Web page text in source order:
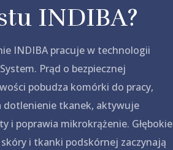
INDIBA?
INDIBA pracuje w technologii
Prąd o bezpiecznej
pobudza komórki do pracy,
dotlenienie tkanek, aktywuje
i poprawia mikrokrążenie. Głębokie
i tkanki podskórnej zaczynają